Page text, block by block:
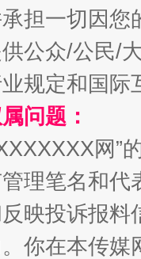
担一切因
公众/公民/
规定和国
问题：
网”
理笔名和
映投诉报
你在本传